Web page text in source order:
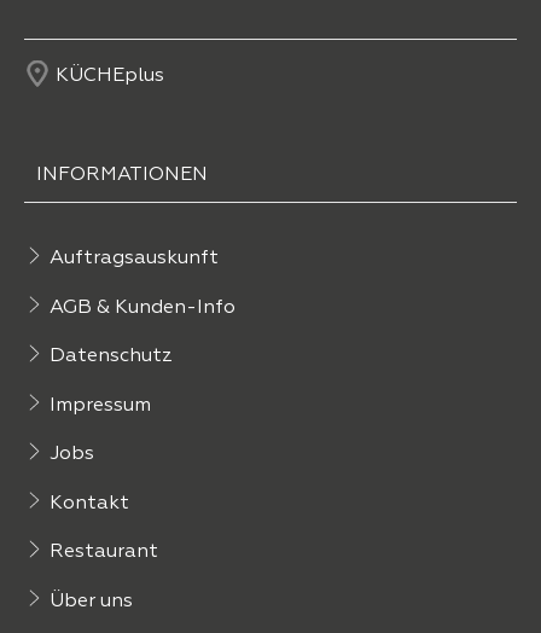
KÜCHEplus
INFORMATIONEN
Auftragsauskunft
AGB & Kunden-Info
Datenschutz
Impressum
Jobs
Kontakt
Restaurant
Über uns